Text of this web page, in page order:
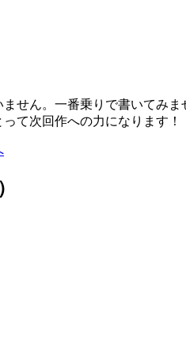
せん。一番乗りで書いてみま
て次回作への力になります！